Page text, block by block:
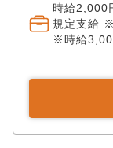
時給2,000
規定支給
※時給